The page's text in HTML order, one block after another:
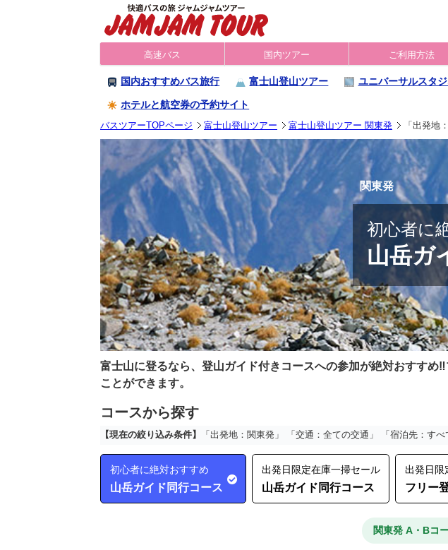
高速バス 国内ツアー ご利用方法
国内おすすめバス旅行 富士山登山ツアー ユニバーサルスタ
ホテルと航空券の予約サイト
バスツアーTOPページ 富士山登山ツアー 富士山登山ツアー 関東発 「出発地
関東発
初心者に
山岳ガ
富士山に登るなら、登山ガイド付きコースへの参加が絶対おすす
ことができます。
コースから探す
【現在の絞り込み条件】 「出発地：関東発」 「交通：全ての交通」 「宿泊先：す
初心者に絶対おすすめ
山岳ガイド同行コース
出発日限定在庫一掃セール
山岳ガイド同行コース
出発日限
フリー
関東発 A・Bコ